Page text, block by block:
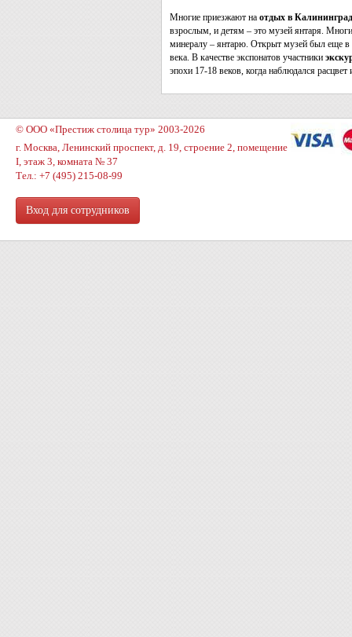
Многие приезжают на отдых в
взрослым, и детям – это музей янтаря.
минералу – янтарю. Открыт музей был еще в
века. В качестве экспонатов участники
эпохи 17-18 веков, когда наблюдался
© ООО «Престиж столица тур» 2003-2026
г. Москва, Ленинский проспект, д. 19, строение 2, помещение
I, этаж 3, комната № 37
Тел.: +7 (495) 215-08-99
Вход для сотрудников